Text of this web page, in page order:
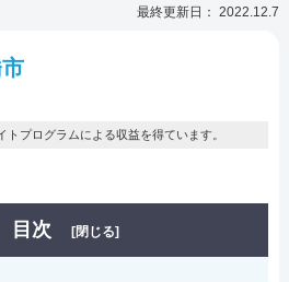
最終更新日： 2022.12.7
プログラムによる収益を得ています。
目次 [閉じる]